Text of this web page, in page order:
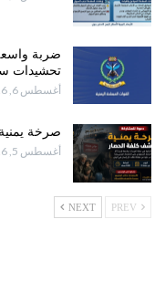
ضربة
تحشيدات
أغسطس 6, 2026
صرخة
أغسطس 5, 2026
NEXT